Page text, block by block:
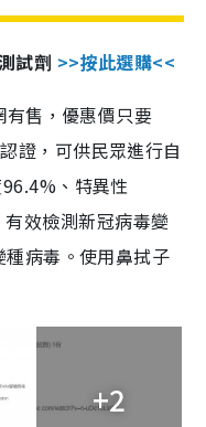
試劑 >>按此選購<<
售，優惠價只要
證，可供民眾進行自
、特異性
效檢測新冠病毒變
病毒。使用鼻拭子
+2